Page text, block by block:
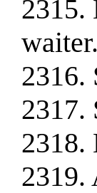
2315.
2316.
2317.
2318.
2319.